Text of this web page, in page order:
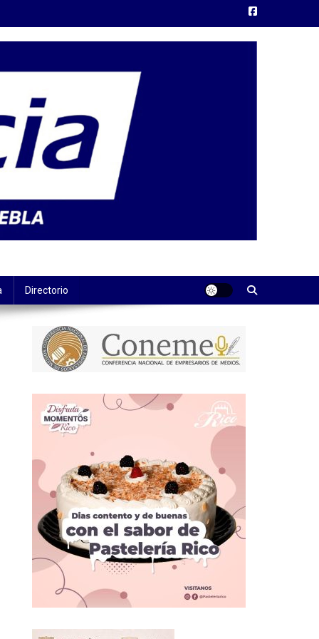
Directorio